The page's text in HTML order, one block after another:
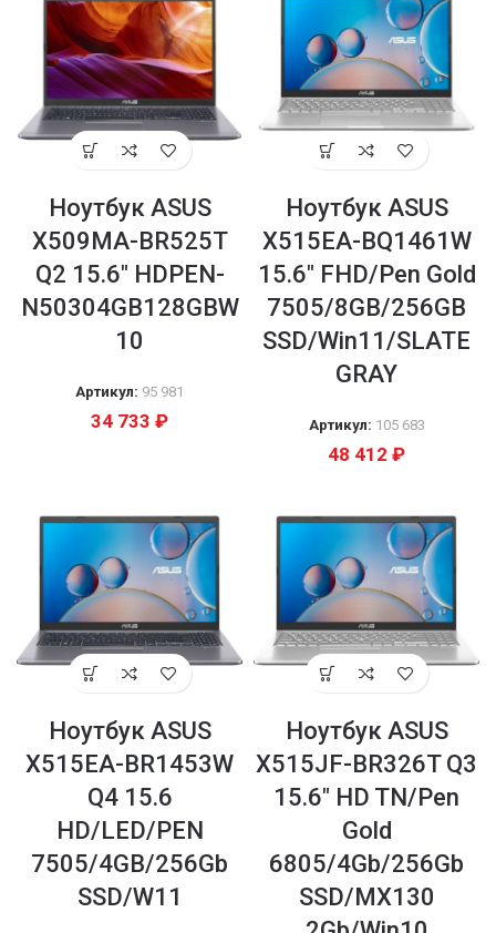
Ноутбук ASUS
X509MA-BR525T
Q2 15.6″ HDPEN-
N50304GB128GBW
10
Артикул: 95 981
34 733 ₽
Ноутбук ASUS
X515EA-BQ1461W
15.6″ FHD/Pen Gold
7505/8GB/256GB
SSD/Win11/SLATE
GRAY
Артикул: 105 683
48 412 ₽
Ноутбук ASUS
X515EA-BR1453W
Q4 15.6
HD/LED/PEN
7505/4GB/256Gb
SSD/W11
Ноутбук ASUS
X515JF-BR326T Q3
15.6″ HD TN/Pen
Gold
6805/4Gb/256Gb
SSD/MX130